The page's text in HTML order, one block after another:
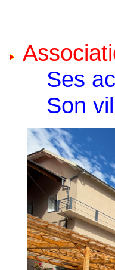
Ses
Son